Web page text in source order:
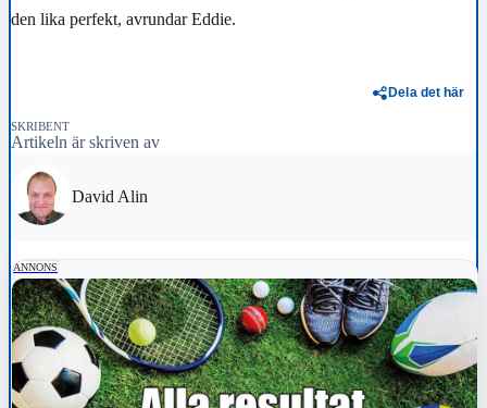
den lika perfekt, avrundar Eddie.
Dela det här
SKRIBENT
Artikeln är skriven av
David Alin
ANNONS